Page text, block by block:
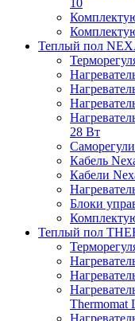
10
Теплый пол
28 Вт
Кабель
Кабели
Блоки
Теплый пол
Thermomat